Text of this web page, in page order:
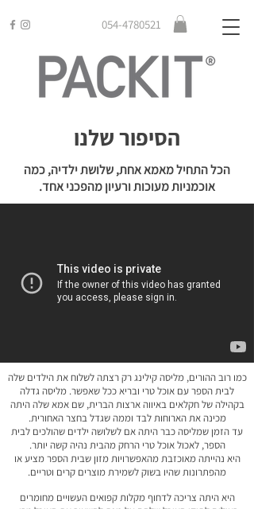
054-4780521
הסיפור שלנו
הכל התחיל מאמא אחת, שלושת ילדיה, כמה
אוכמניות מעוכות ורעיון מהפכני אחד.
כמו רוב ההורים, מליסה קילינג רק רצתה לשלוח את הילדים שלה
לבית הספר עם אוכל טרי ובריא ככל שאפשר. מליסה גדלה
בקהילה של חקלאים באיווה ארצות הברית, שם אמא שלה היתה
מכינה את הארוחות לבד וממה שגדל בחצר האחורית.
עד הזמן שמליסה כבר היתה אם לשלושה ילדים שהולכים לבית
הספר, לאכול אוכל טרי הרחק מהבית נהיה קשה יותר.
היא נהייתה מאוכזבת מהאפשרויות מזון שבית הספר מציע או
מהפתרונות שהיו בשוק לשמירת מוצרים קרים וטריים.
היא היתה צריכה לדחוף מקלות קפואים העשויים מחומרים